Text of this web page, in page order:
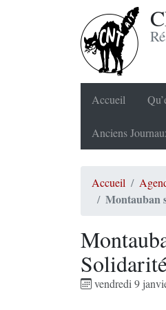
Accueil
Anciens
Accueil
Montauban
vendredi 9